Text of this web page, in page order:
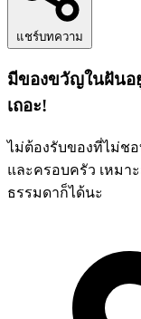
แชร์บทความ
มีของขวัญในฝันอ
เถอะ!
ไม่ต้องรับของที่ไม่ช
และครอบครัว เหมา
ธรรมดาก็ได้นะ